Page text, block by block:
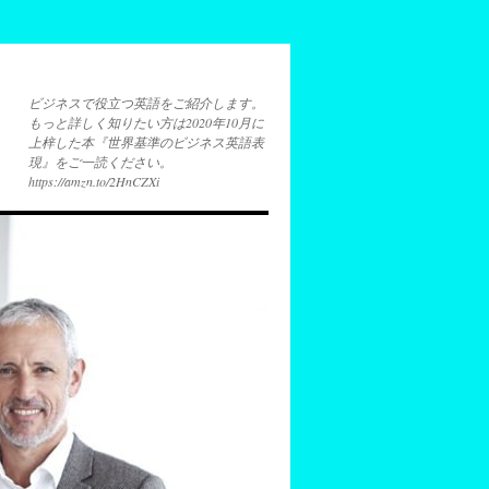
ビジネスで役立つ英語をご紹介します。
もっと詳しく知りたい方は2020年10月に
上梓した本『世界基準のビジネス英語表
現』をご一読ください。
https://amzn.to/2HnCZXi